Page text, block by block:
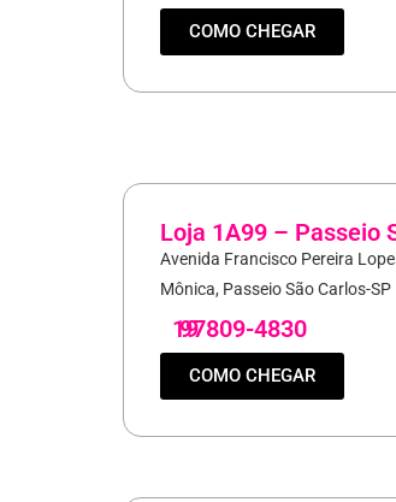
COMO CHEGAR
Loja 1A99 – Passeio
Avenida Francisco Pereira
Mônica, Passeio São Carlos-SP
19
97809-4830
COMO CHEGAR